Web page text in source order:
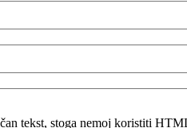
tekst, stoga nemoj koristiti